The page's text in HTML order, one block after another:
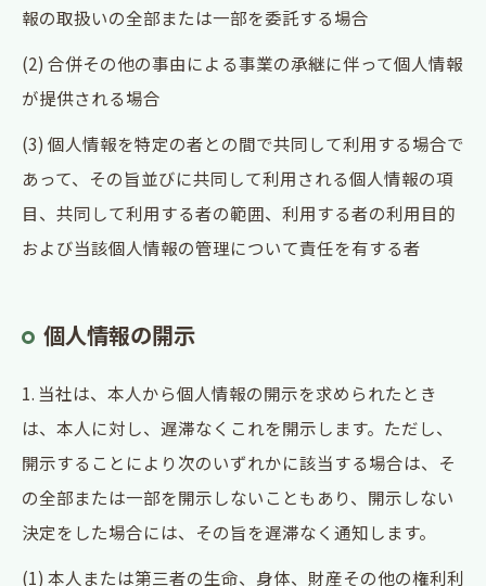
報の取扱いの全部または一部を委託する場合
(2) 合併その他の事由による事業の承継に伴って個人情報
が提供される場合
(3) 個人情報を特定の者との間で共同して利用する場合で
あって、その旨並びに共同して利用される個人情報の項
目、共同して利用する者の範囲、利用する者の利用目的
および当該個人情報の管理について責任を有する者
個人情報の開示
1. 当社は、本人から個人情報の開示を求められたとき
は、本人に対し、遅滞なくこれを開示します。ただし、
開示することにより次のいずれかに該当する場合は、そ
の全部または一部を開示しないこともあり、開示しない
決定をした場合には、その旨を遅滞なく通知します。
(1) 本人または第三者の生命、身体、財産その他の権利利